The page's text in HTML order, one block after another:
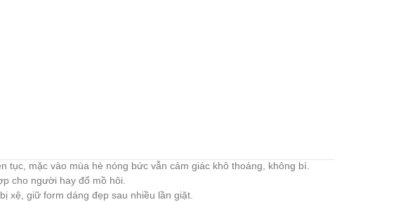
tục, mặc vào mùa hè nóng bức vẫn cảm giác khô thoáng, không bí.
cho người hay đổ mồ hôi.
xệ, giữ form dáng đẹp sau nhiều lần giặt.